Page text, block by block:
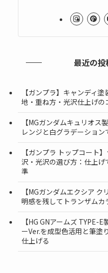
最近の投
【ガンプラ】キャンディ
地・重ね方・光沢仕上げの
【MGガンダムキュリオス
レンジと白グラデーション
【ガンプラ トップコート
沢・光沢の選び方：仕上げ
準
【MGガンダムエクシア
明感を残してトランザムカ
【HG GNアームズ TYPE-
ーVer.を成型色活用と筆塗
仕上げる